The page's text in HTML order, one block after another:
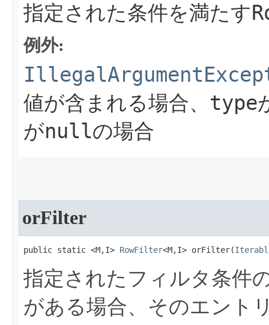
指定された条件を満たす
例外:
値が含まれる場合、 type
がnullの場合
orFilter
public static <M,I> RowFilter<M,I> orFilter​(
指定されたフィルタ条件
がある場合、そのエント